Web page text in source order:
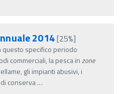
2014[25%]
questo specifico periodo
commerciali, la pesca inzone
gli impianti abusivi, i
conserva…